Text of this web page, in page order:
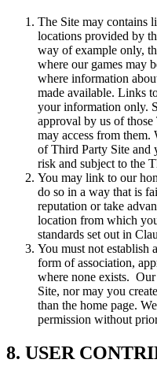
The Site may contains
locations provided by
way of example only,
where our games may
where information
made available. Links
your information only.
approval by us of
may access from them.
of Third Party Site and
risk and subject to the
You may link to our
do so in a way that is
reputation or take
location from which
standards set out in
You must not establish
form of association,
where none exists.
Site, nor may you
than the home page.
permission without
8. USER